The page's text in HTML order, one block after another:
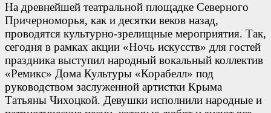
На древнейшей театральной площадке Северного
Причерноморья, как и десятки веков назад,
проводятся культурно-зрелищные мероприятия. Так,
сегодня в рамках акции «Ночь искусств» для гостей
праздника выступил народный вокальный коллектив
«Ремикс» Дома Культуры «Корабелл» под
руководством заслуженной артистки Крыма
Татьяны Чихоцкой. Девушки исполнили народные и